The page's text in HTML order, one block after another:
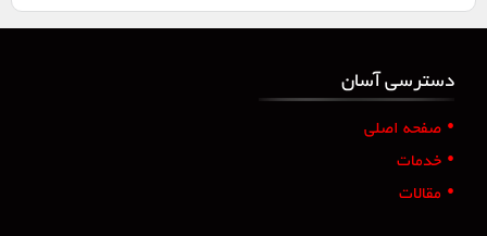
دسترسی آسان
• صفحه اصلی
• خدمات
• مقالات